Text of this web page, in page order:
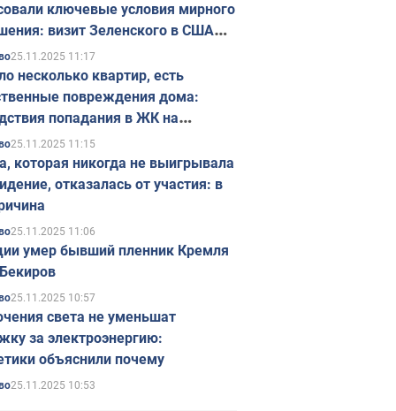
ключевые условия мирного
визит Зеленского в США
в ноябре
25.11.2025 11:17
несколько квартир, есть
повреждения дома:
попадания в ЖК на
в Киеве. Фото
25.11.2025 11:15
которая никогда не выигрывала
отказалась от участия: в
25.11.2025 11:06
умер бывший пленник Кремля
25.11.2025 10:57
света не уменьшат
за электроэнергию:
объяснили почему
25.11.2025 10:53